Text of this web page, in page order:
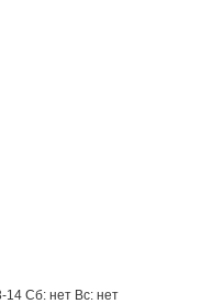
14 Сб: нет Вс: нет